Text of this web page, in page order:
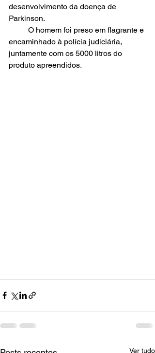
desenvolvimento da doença de
Parkinson.
encaminhado à polícia judiciária,
juntamente com os 5000 litros do
produto apreendidos.
Ver tudo